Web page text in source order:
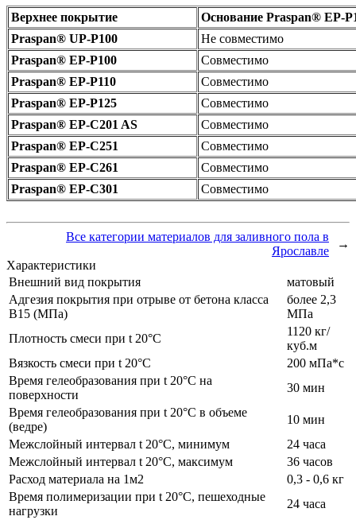
Верхнее покрытие
Основание Praspan® ЕP-
Praspan® UP-P100
Не совместимо
Praspan® EP-P100
Cовместимо
Praspan® EP-P110
Cовместимо
Praspan® EP-P125
Cовместимо
Praspan® EP-C201 AS
Cовместимо
Praspan® EP-C251
Cовместимо
Praspan® EP-C261
Cовместимо
Praspan® EP-C301
Cовместимо
Все категории материалов для заливного пола в
Ярославле
→
Характеристики
Внешний вид покрытия
матовый
Адгезия покрытия при отрыве от бетона класса
В15 (МПа)
более 2,3
МПа
Плотность смеси при t 20°C
1120 кг/
куб.м
Вязкость смеси при t 20°С
200 мПа*с
Время гелеобразования при t 20°C на
поверхности
30 мин
Время гелеобразования при t 20°C в объеме
(ведре)
10 мин
Межслойный интервал t 20°С, минимум
24 часа
Межслойный интервал t 20°С, максимум
36 часов
Расход материала на 1м2
0,3 - 0,6 кг
Время полимеризации при t 20°C, пешеходные
нагрузки
24 часа